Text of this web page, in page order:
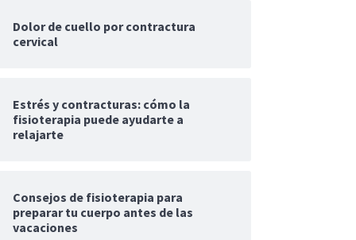
Dolor de cuello por contractura
cervical
Estrés y contracturas: cómo la
fisioterapia puede ayudarte a
relajarte
Consejos de fisioterapia para
preparar tu cuerpo antes de las
vacaciones